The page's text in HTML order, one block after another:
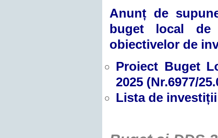
Anunț de
buget local
obiectivelor de
Proiect Buget
2025 (Nr.6977/
Lista de